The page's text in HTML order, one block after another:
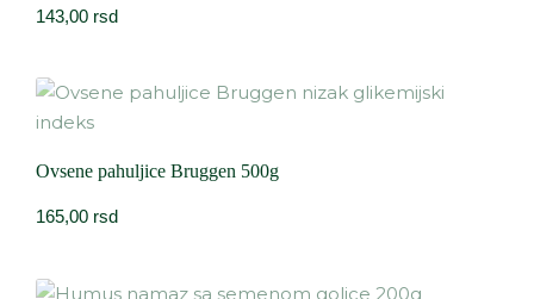
143,00 rsd
Ovsene pahuljice Bruggen 500g
165,00 rsd